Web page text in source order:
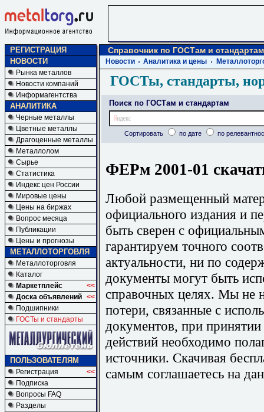
РЕГИСТРАЦИЯ
НОВОСТИ
Рынка металлов
Новости компаний
Информагентства
АНАЛИТИКА
Черные металлы
Цветные металлы
Драгоценные металлы
Металлолом
Сырье
Статистика
Индекс цен России
Мировые цены
Цены на биржах
Вопрос месяца
Публикации
Цены и прогнозы
МЕТАЛЛОТОРГОВЛЯ
Металлоторговля
Каталог
Маркетплейс
<<
Доска объявлений <<
Подшипники
ГОСТы и стандарты
ПОЛЬЗОВАТЕЛЯМ
Регистрация
<<
Подписка
Вопросы FAQ
Разделы
Справочник по ГОСТам и стандартам
Новости Аналитика и цены
ГОСТы, стандарты,
Поиск по ГОСТам и стандартам
Сортировать по дате по
ФЕРм 2001-01
Любой размещенный
официального издания и
быть сверен с
гарантируем точного
актуальности, ни по
документы могут быть
справочных целях. Мы не
потери, связанные с
документов, при
действий необходимо
источники. Скачивая
самым соглашаетесь на